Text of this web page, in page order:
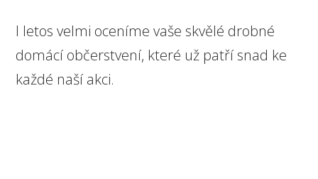
I letos velmi oceníme vaše skvělé drobné
domácí občerstvení, které už patří snad ke
každé naší akci.